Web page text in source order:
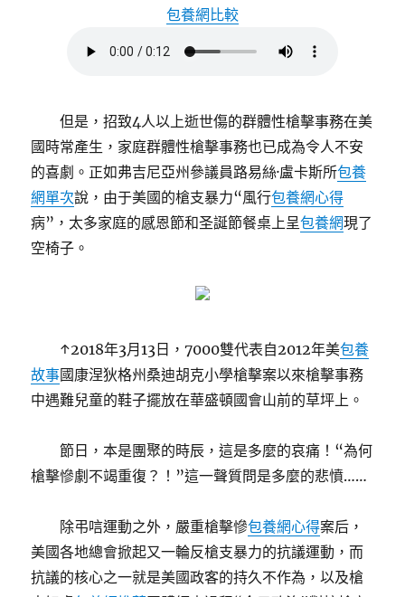
包養網比較
但是，招致4人以上逝世傷的群體性槍擊事務在美
國時常產生，家庭群體性槍擊事務也已成為令人不安
的喜劇。正如弗吉尼亞州參議員路易絲·盧卡斯所包養
網單次說，由于美國的槍支暴力“風行包養網心得
病”，太多家庭的感恩節和圣誕節餐桌上呈包養網現了
空椅子。
↑2018年3月13日，7000雙代表自2012年美包養
故事國康涅狄格州桑迪胡克小學槍擊案以來槍擊事務
中遇難兒童的鞋子擺放在華盛頓國會山前的草坪上。
節日，本是團聚的時辰，這是多麼的哀痛！“為何
槍擊慘劇不竭重復？！”這一聲質問是多麼的悲憤……
除弔唁運動之外，嚴重槍擊慘包養網心得案后，
美國各地總會掀起又一輪反槍支暴力的抗議運動，而
抗議的核心之一就是美國政客的持久不作為，以及槍